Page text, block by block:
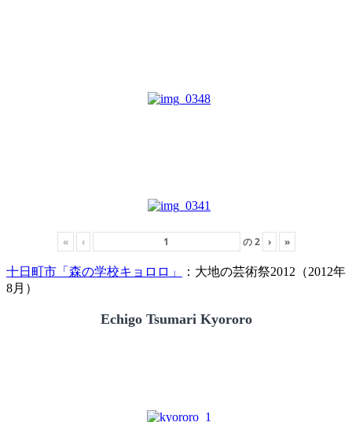
« ‹ の2 › »
十日町市「森の学校キョロロ」
：大地の芸術祭2012（2012年
8月）
Echigo Tsumari Kyororo